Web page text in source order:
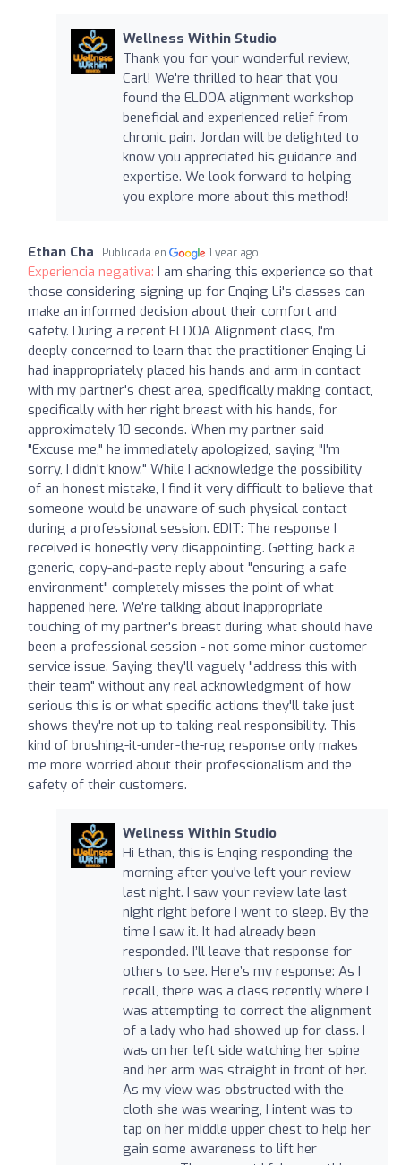
Wellness Within Studio
Thank you for your wonderful review,
Carl! We're thrilled to hear that you
found the ELDOA alignment workshop
beneficial and experienced relief from
chronic pain. Jordan will be delighted to
know you appreciated his guidance and
expertise. We look forward to helping
you explore more about this method!
Ethan Cha Publicada en 1 year ago
Experiencia negativa: I am sharing this experience so that
those considering signing up for Enqing Li's classes can
make an informed decision about their comfort and
safety. During a recent ELDOA Alignment class, I'm
deeply concerned to learn that the practitioner Enqing Li
had inappropriately placed his hands and arm in contact
with my partner's chest area, specifically making contact,
specifically with her right breast with his hands, for
approximately 10 seconds. When my partner said
"Excuse me," he immediately apologized, saying "I'm
sorry, I didn't know." While I acknowledge the possibility
of an honest mistake, I find it very difficult to believe that
someone would be unaware of such physical contact
during a professional session. EDIT: The response I
received is honestly very disappointing. Getting back a
generic, copy-and-paste reply about "ensuring a safe
environment" completely misses the point of what
happened here. We're talking about inappropriate
touching of my partner's breast during what should have
been a professional session - not some minor customer
service issue. Saying they'll vaguely "address this with
their team" without any real acknowledgment of how
serious this is or what specific actions they'll take just
shows they're not up to taking real responsibility. This
kind of brushing-it-under-the-rug response only makes
me more worried about their professionalism and the
safety of their customers.
Wellness Within Studio
Hi Ethan, this is Enqing responding the
morning after you've left your review
last night. I saw your review late last
night right before I went to sleep. By the
time I saw it. It had already been
responded. I’ll leave that response for
others to see. Here’s my response: As I
recall, there was a class recently where I
was attempting to correct the alignment
of a lady who had showed up for class. I
was on her left side watching her spine
and her arm was straight in front of her.
As my view was obstructed with the
cloth she was wearing, I intent was to
tap on her middle upper chest to help her
gain some awareness to lift her